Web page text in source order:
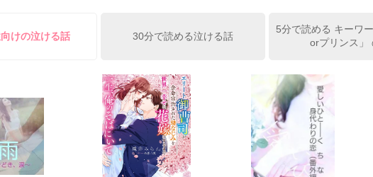
う」「すきです」「ごめんなさい」「だいじょうぶ」「よくできました」など、大
意、励ましのメッセージを伝える小さなテクニックについて解説するとともに、そ
作品を読む
けの泣ける話 30分で読める泣ける話
5分で読める キーワ
orプリンス」